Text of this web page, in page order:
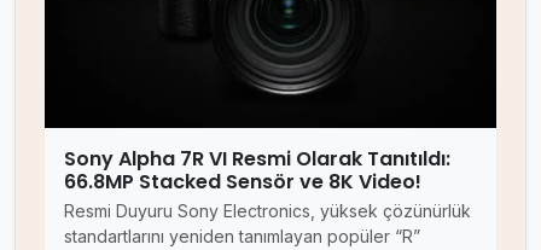
Sony Alpha 7R VI Resmi Olarak Tanıtıldı:
66.8MP Stacked Sensör ve 8K Video!
Resmi Duyuru Sony Electronics, yüksek çözünürlük
standartlarını yeniden tanımlayan popüler “R”